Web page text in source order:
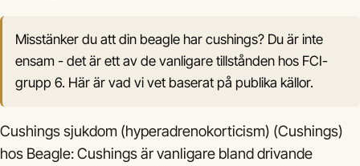
Misstänker du att din beagle har cushings? Du är inte
ensam - det är ett av de vanligare tillstånden hos FCI-
grupp 6. Här är vad vi vet baserat på publika källor.
Cushings sjukdom (hyperadrenokorticism) (Cushings)
hos Beagle: Cushings är vanligare bland drivande